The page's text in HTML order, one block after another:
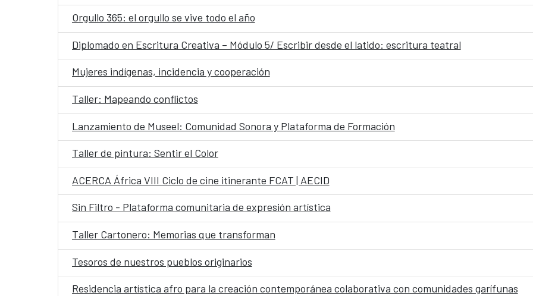
Orgullo 365: el orgullo se vive todo el año
Diplomado en Escritura Creativa – Módulo 5/ Escribir desde el latido: escritura teatral
Mujeres indígenas, incidencia y cooperación
Taller: Mapeando conflictos
Lanzamiento de Museel: Comunidad Sonora y Plataforma de Formación
Taller de pintura: Sentir el Color
ACERCA África VIII Ciclo de cine itinerante FCAT | AECID
Sin Filtro - Plataforma comunitaria de expresión artística
Taller Cartonero: Memorias que transforman
Tesoros de nuestros pueblos originarios
Residencia artística afro para la creación contemporánea colaborativa con comunidades garífunas